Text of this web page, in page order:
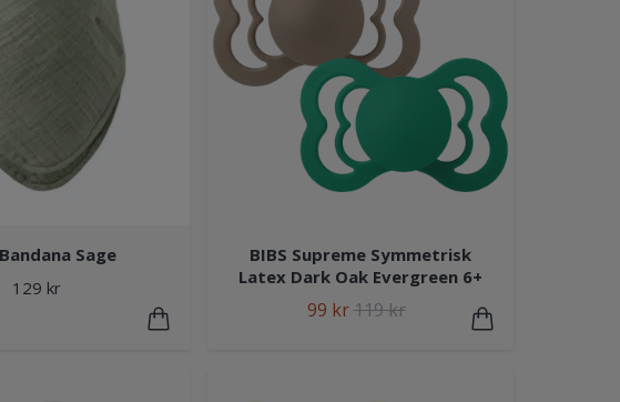
Sage
129 kr
BIBS Supreme Symmetrisk
Latex Dark Oak Evergreen 6+
99 kr 119 kr